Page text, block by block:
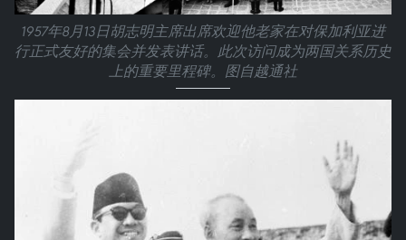
1957年8月13日胡志明主席出席欢迎他老家在对保加利亚进
行正式友好的集会并发表讲话。此次访问成为两国关系历史
上的重要里程碑。图自越通社